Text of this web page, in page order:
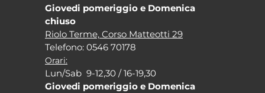
Giovedi pomeriggio e Domenica
chiuso
Riolo Terme, Corso Matteotti 29
Telefono: 0546 70178
Orari:
Lun/Sab 9-12,30 / 16-19,30
Giovedi pomeriggio e Domenica